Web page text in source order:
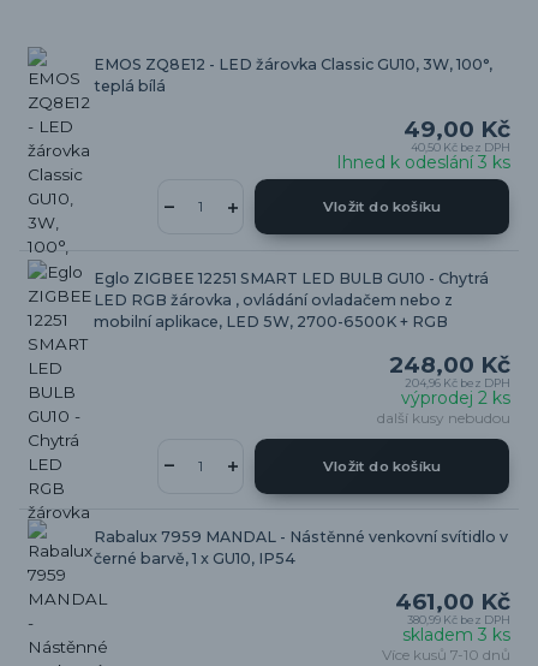
EMOS ZQ8E12 - LED žárovka Classic GU10, 3W, 100°,
teplá bílá
49,00 Kč
40,50 Kč bez DPH
Ihned k odeslání 3 ks
Vložit do košíku
Eglo ZIGBEE 12251 SMART LED BULB GU10 - Chytrá
LED RGB žárovka , ovládání ovladačem nebo z
mobilní aplikace, LED 5W, 2700-6500K + RGB
248,00 Kč
204,96 Kč bez DPH
výprodej 2 ks
další kusy nebudou
Vložit do košíku
Rabalux 7959 MANDAL - Nástěnné venkovní svítidlo v
černé barvě, 1 x GU10, IP54
461,00 Kč
380,99 Kč bez DPH
skladem 3 ks
Více kusů 7-10 dnů